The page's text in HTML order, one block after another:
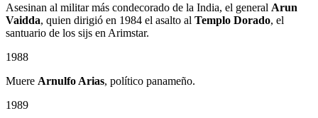
Asesinan al militar más condecorado de la India, el general Arun
Vaidda, quien dirigió en 1984 el asalto al Templo Dorado, el
santuario de los sijs en Arimstar.
1988
Muere Arnulfo Arias, político panameño.
1989